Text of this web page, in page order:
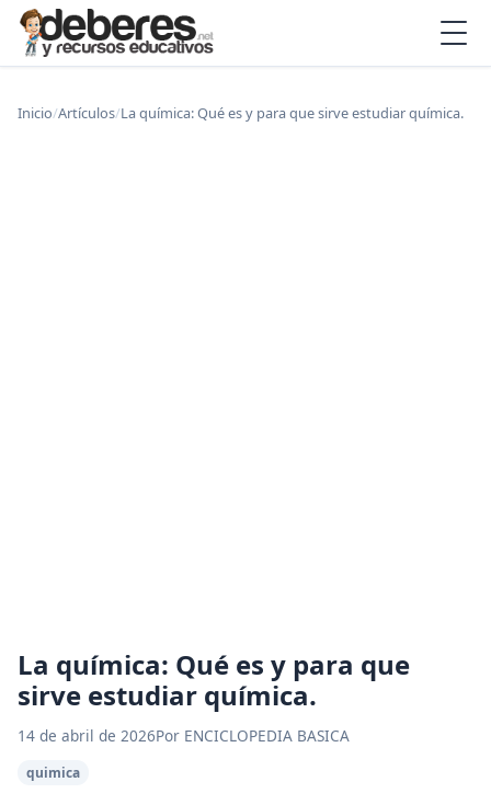
Inicio/Artículos/La química: Qué es y para que sirve estudiar química.
La química: Qué es y para que
sirve estudiar química.
14 de abril de 2026Por ENCICLOPEDIA BASICA
quimica